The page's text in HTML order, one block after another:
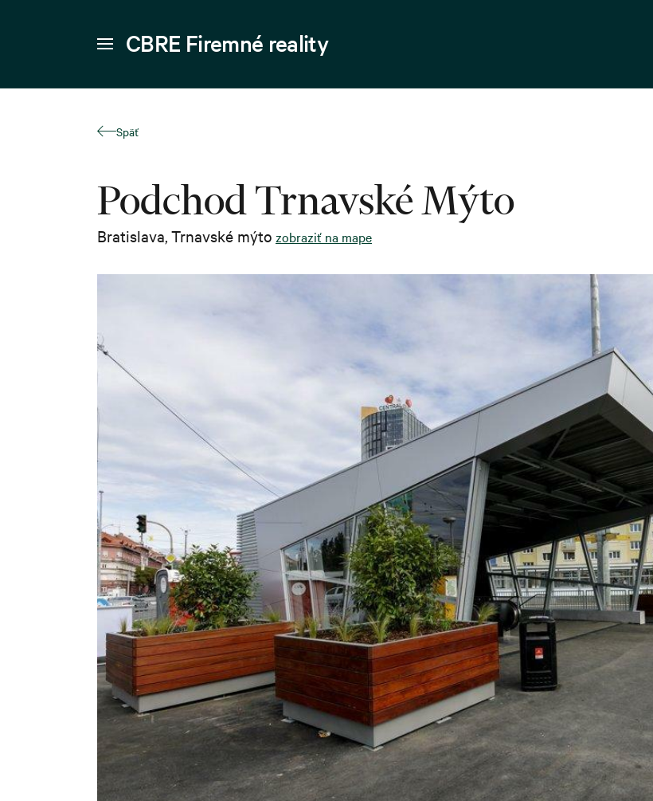
CBRE Firemné reality
Späť
Podchod Trnavské Mýto
Bratislava, Trnavské mýto zobraziť na mape